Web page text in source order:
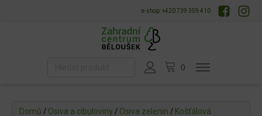
e-shop: +420 739 359 410
Domů / Osiva a cibuloviny / Osiva zelenin / Košťálová